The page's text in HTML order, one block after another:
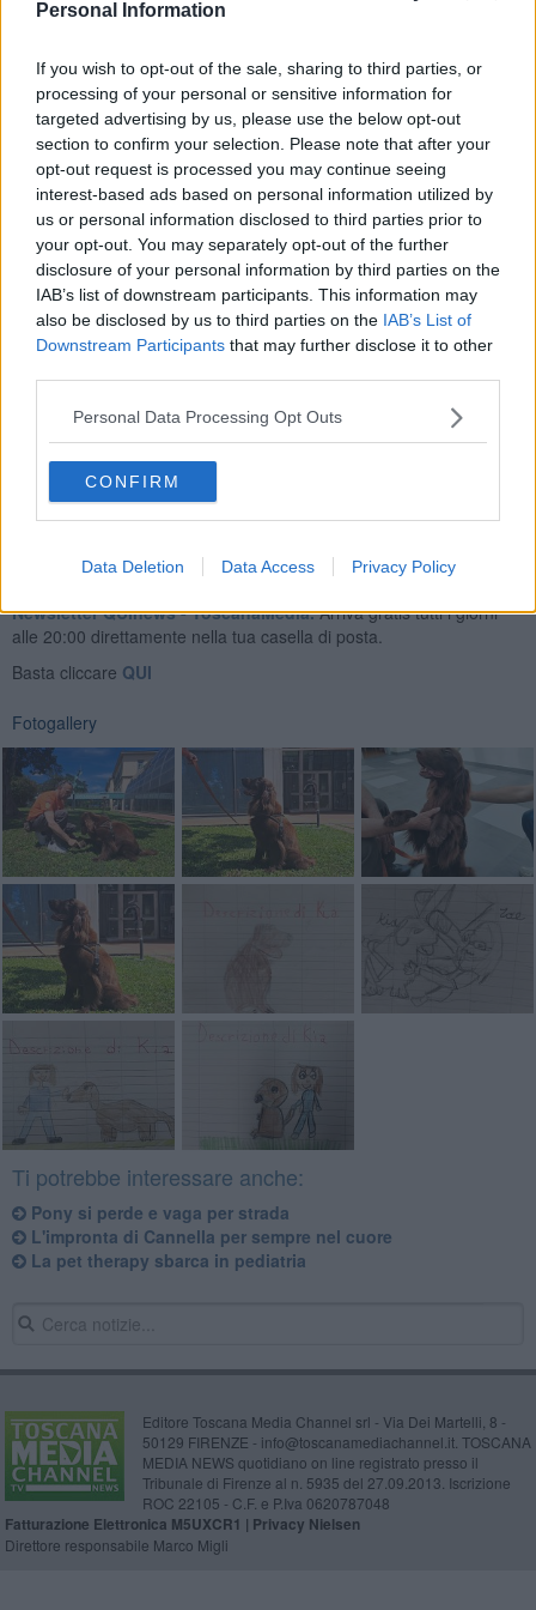
Personal Information
If you wish to opt-out of the sale, sharing to third parties, or
processing of your personal or sensitive information for
targeted advertising by us, please use the below opt-out
section to confirm your selection. Please note that after your
opt-out request is processed you may continue seeing
interest-based ads based on personal information utilized by
us or personal information disclosed to third parties prior to
your opt-out. You may separately opt-out of the further
disclosure of your personal information by third parties on the
IAB’s list of downstream participants. This information may
also be disclosed by us to third parties on the IAB’s List of
Downstream Participants that may further disclose it to other
Personal Data Processing Opt Outs
CONFIRM
Data Deletion Data Access Privacy Policy
Ospedale.E grazie ad un “ponte” creato dalle maestre della scuola
piccola paziente hanno potuto conoscere la sua nuova amica a
quattro zampe attraverso videochiamate, foto e le descrizioni fatte
dalla bambina.
Temi, disegni, racconti, e un piccolo libro digitale composto a
quattro mani insieme a un’altra bimba ricoverata. Così l’amicizia
nata al Meyer tra la bambina e Kia è entrata nella scuola e nel
cuore dei suoi compagni di classe.
Durante il mese trascorso al Meyer, la bambina - che adesso grazie
alle cure e alla riabilitazione sta meglio- non ha mai smesso di
essere in contatto coi i suoi compagni, ascoltando quotidianamente
le letture dei loro racconti su Kia. In questo modo, anche i suoi
compagni hanno conosciuto un altro aspetto dell’ospedale.
Newsletter QUInews - ToscanaMedia.Arriva gratis tutti i giorni
alle 20:00 direttamente nella tua casella di posta.
Basta cliccare QUI
Fotogallery
Ti potrebbe interessare anche:
​Pony si perde e vaga per strada
L'impronta di Cannella per sempre nel cuore
La pet therapy sbarca in pediatria
Editore Toscana Media Channel srl - Via Dei Martelli, 8 -
50129 FIRENZE - info@toscanamediachannel.it. TOSCANA
MEDIA NEWS quotidiano on line registrato presso il
Tribunale di Firenze al n. 5935 del 27.09.2013. Iscrizione
ROC 22105 - C.F. e P.Iva 0620787048
Fatturazione Elettronica M5UXCR1 | Privacy Nielsen
Direttore responsabile Marco Migli